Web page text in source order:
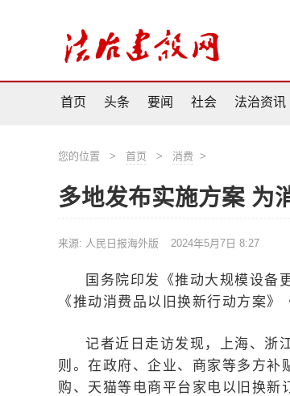
首页 头条 要闻 社会 法治资讯
您的位置 > 首页 > 消费 >
多地发布实施方案 为
来源: 人民日报海外版 2024年5月7日 8:27
国务院印发《推动大规模设备
《推动消费品以旧换新行动方案》
记者近日走访发现，上海、浙
则。在政府、企业、商家等多方补
购、天猫等电商平台家电以旧换新